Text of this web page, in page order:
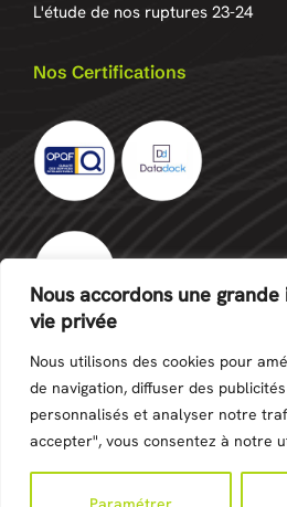
Nous accordons une
vie privée
Nous utilisons des cookies pour
de navigation, diffuser des
personnalisés et analyser notre
accepter", vous consentez à notre
L'étude de nos ruptures 23-24
Nos Certifications
©Copyright 2024 - Création